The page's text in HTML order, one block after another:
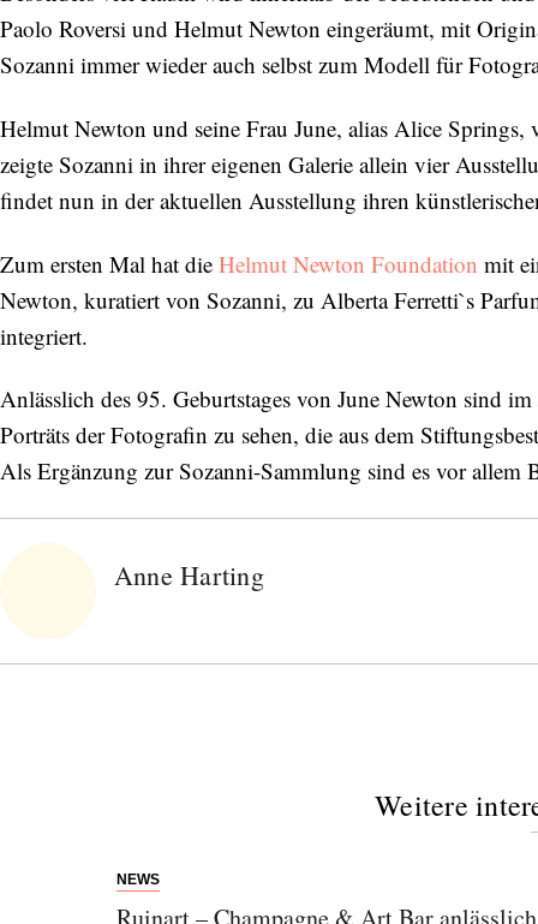
Paolo Roversi und Helmut Newton eingeräumt, mit
Sozanni immer wieder auch selbst zum Modell für
Helmut Newton und seine Frau June, alias Alice
zeigte Sozanni in ihrer eigenen Galerie allein vier
findet nun in der aktuellen Ausstellung ihren
Zum ersten Mal hat die Helmut Newton Foundation mit
Newton, kuratiert von Sozanni, zu Alberta Ferretti`s
integriert.
Anlässlich des 95. Geburtstages von June Newton sind im
Porträts der Fotografin zu sehen, die aus dem
Als Ergänzung zur Sozanni-Sammlung sind es vor
Anne Harting
Weitere
NEWS